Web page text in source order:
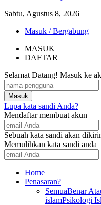
Sabtu, Agustus 8, 2026
Masuk / Bergabung
MASUK
DAFTAR
Selamat Datang! Masuk ke
Lupa kata sandi Anda?
Mendaftar membuat akun
Sebuah kata sandi akan
Memulihkan kata sandi anda
Home
Penasaran?
SemuaBenar
islamPsikologi